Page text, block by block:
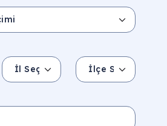
İl Seçin İlçe Seçin